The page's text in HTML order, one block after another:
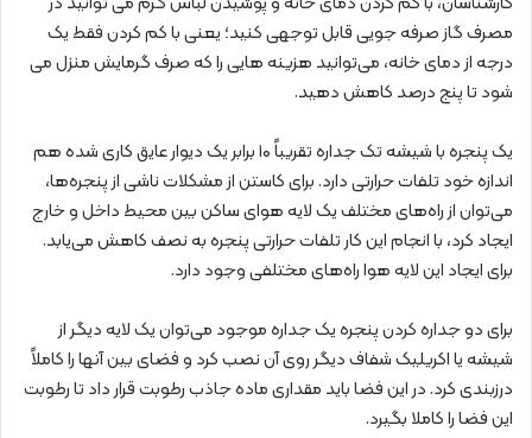
مصرف گاز صرفه جویی قابل توجهی کنید؛ یعنی با کم کردن فقط یک
درجه از دمای خانه، می‌توانید هزینه هایی را که صرف گرمایش منزل می
شود تا پنج درصد کاهش دهید.
یک پنجره با شیشه تک جداره تقریباً ۱۰ برابر یک دیوار عایق کاری شده هم
اندازه خود تلفات حرارتی دارد. برای کاستن از مشکلات ناشی از پنجره‌ها،
می‌توان از راه‌های مختلف یک لایه هوای ساکن بین محیط داخل و خارج
ایجاد کرد، با انجام این کار تلفات حرارتی پنجره به نصف کاهش می‌یابد.
برای ایجاد این لایه هوا راه‌های مختلفی وجود دارد.
برای دو جداره کردن پنجره یک جداره موجود می‌توان یک لایه دیگر از
شیشه یا اکریلیک شفاف دیگر روی آن نصب کرد و فضای بین آنها را کاملاً
درزبندی کرد. در این فضا باید مقداری ماده جاذب رطوبت قرار داد تا رطوبت
این فضا را کاملا بگیرد.